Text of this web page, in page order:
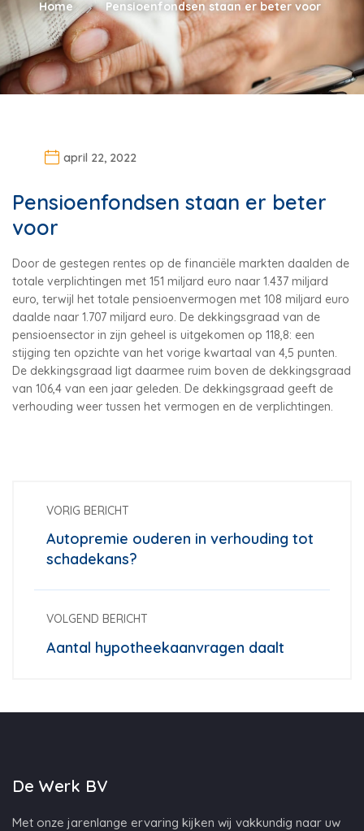
Home Pensioenfondsen staan er beter voor
april 22, 2022
Pensioenfondsen staan er beter
voor
Door de gestegen rentes op de financiële markten daalden de
totale verplichtingen met 151 miljard euro naar 1.437 miljard
euro, terwijl het totale pensioenvermogen met 108 miljard euro
daalde naar 1.707 miljard euro. De dekkingsgraad van de
pensioensector in zijn geheel is uitgekomen op 118,8: een
stijging ten opzichte van het vorige kwartaal van 4,5 punten.
De dekkingsgraad ligt daarmee ruim boven de dekkingsgraad
van 106,4 van een jaar geleden. De dekkingsgraad geeft de
verhouding weer tussen het vermogen en de verplichtingen.
VORIG BERICHT
Autopremie ouderen in verhouding tot
schadekans?
VOLGEND BERICHT
Aantal hypotheekaanvragen daalt
De Werk BV
Met onze jarenlange ervaring kijken wij vakkundig naar uw